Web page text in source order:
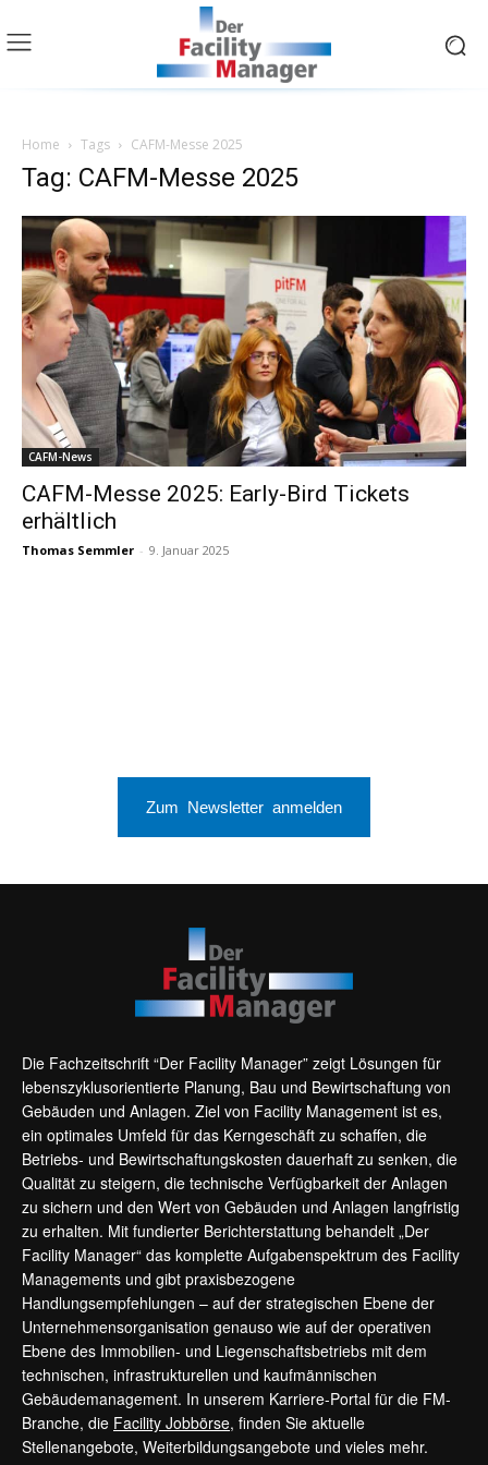
Home Tags CAFM-Messe 2025
Tag: CAFM-Messe 2025
CAFM-News
CAFM-Messe 2025: Early-Bird Tickets
erhältlich
Thomas Semmler - 9. Januar 2025
Zum Newsletter anmelden
Die Fachzeitschrift “Der Facility Manager” zeigt Lösungen für
lebenszyklusorientierte Planung, Bau und Bewirtschaftung von
Gebäuden und Anlagen. Ziel von Facility Management ist es,
ein optimales Umfeld für das Kerngeschäft zu schaffen, die
Betriebs- und Bewirtschaftungskosten dauerhaft zu senken, die
Qualität zu steigern, die technische Verfügbarkeit der Anlagen
zu sichern und den Wert von Gebäuden und Anlagen langfristig
zu erhalten. Mit fundierter Berichterstattung behandelt „Der
Facility Manager“ das komplette Aufgabenspektrum des Facility
Managements und gibt praxisbezogene
Handlungsempfehlungen – auf der strategischen Ebene der
Unternehmensorganisation genauso wie auf der operativen
Ebene des Immobilien- und Liegenschaftsbetriebs mit dem
technischen, infrastrukturellen und kaufmännischen
Gebäudemanagement. In unserem Karriere-Portal für die FM-
Branche, die Facility Jobbörse, finden Sie aktuelle
Stellenangebote, Weiterbildungsangebote und vieles mehr.